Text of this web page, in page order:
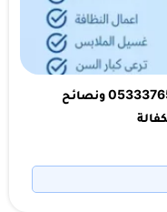
شغالات للتنازل من الكفيل تبوك 0533376553 ونصائح